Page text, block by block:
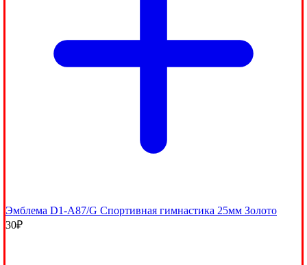
Эмблема D1-A87/G Спортивная гимнастика 25мм Золото
30₽